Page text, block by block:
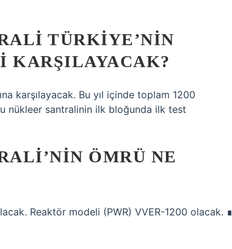
TÜRKIYE’NIN
KARŞILAYACAK?
karşılayacak. Bu yıl içinde toplam 1200
nükleer santralinin ilk bloğunda ilk test
ÖMRÜ NE
Reaktör modeli (PWR) VVER-1200 olacak. ∎